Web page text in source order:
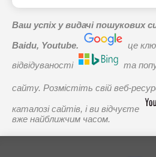
Ваш успіх у видачі пошукових
Baidu, Youtube.
це
відвідуваності
та
сайту. Розмістіть свій веб-
каталозі сайтів, і ви відчуєте
вже найближчим часом.